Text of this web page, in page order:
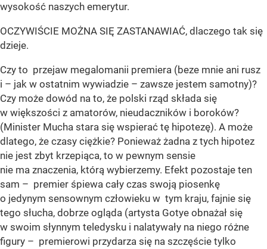
wysokość naszych emerytur.
OCZYWIŚCIE MOŻNA SIĘ ZASTANAWIAĆ, dlaczego tak się
dzieje.
Czy to przejaw megalomanii premiera (beze mnie ani rusz
i – jak w ostatnim wywiadzie – zawsze jestem samotny)?
Czy może dowód na to, że polski rząd składa się
w większości z amatorów, nieudaczników i boroków?
(Minister Mucha stara się wspierać tę hipotezę). A może
dlatego, że czasy ciężkie? Ponieważ żadna z tych hipotez
nie jest zbyt krzepiąca, to w pewnym sensie
nie ma znaczenia, którą wybierzemy. Efekt pozostaje ten
sam – premier śpiewa cały czas swoją piosenkę
o jedynym sensownym człowieku w tym kraju, fajnie się
tego słucha, dobrze ogląda (artysta Gotye obnażał się
w swoim słynnym teledysku i nalatywały na niego różne
figury – premierowi przydarza się na szczęście tylko